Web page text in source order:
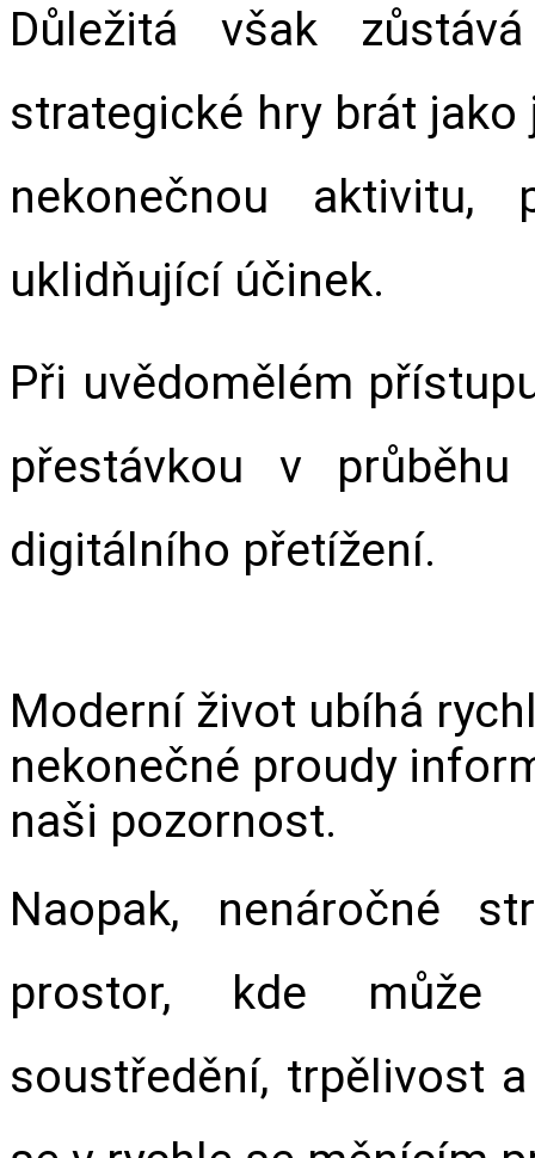
Důležitá však
strategické hry brát
nekonečnou
uklidňující účinek.
Při uvědomělém
přestávkou v
digitálního přetížení.
Moderní život ubíhá
nekonečné proudy
naši pozornost.
Naopak, nenáročné
prostor, kde může
soustředění, trpělivost